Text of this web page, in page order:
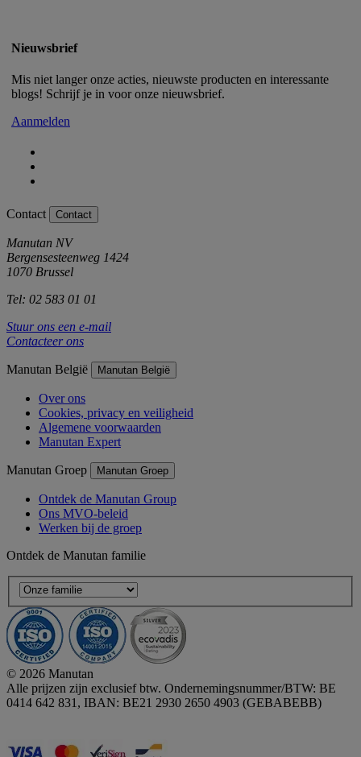
Nieuwsbrief
Mis niet langer onze acties, nieuwste producten en interessante
blogs! Schrijf je in voor onze nieuwsbrief.
Aanmelden
Contact Contact
Manutan NV
Bergensesteenweg 1424
1070 Brussel
Tel: 02 583 01 01
Stuur ons een e-mail
Contacteer ons
Manutan België Manutan België
Over ons
Cookies, privacy en veiligheid
Algemene voorwaarden
Manutan Expert
Manutan Groep Manutan Groep
Ontdek de Manutan Group
Ons MVO-beleid
Werken bij de groep
Ontdek de Manutan familie
© 2026 Manutan
Alle prijzen zijn exclusief btw. Ondernemingsnummer/BTW: BE
0414 642 831, IBAN: BE21 2930 2650 4903 (GEBABEBB)